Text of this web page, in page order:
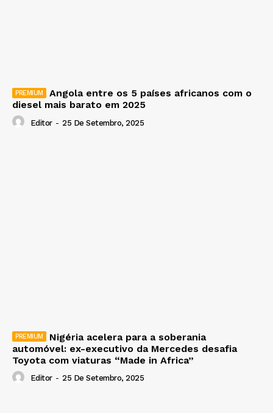
Angola entre os 5 países africanos com o
diesel mais barato em 2025
Editor - 25 De Setembro, 2025
Nigéria acelera para a soberania
automóvel: ex-executivo da Mercedes desafia
Toyota com viaturas “Made in Africa”
Editor - 25 De Setembro, 2025